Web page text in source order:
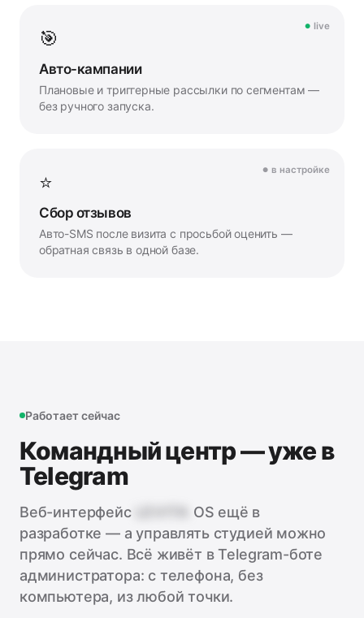
live
🎯
Авто-кампании
Плановые и триггерные рассылки по сегментам —
без ручного запуска.
в настройке
⭐
Сбор отзывов
Авто-SMS после визита с просьбой оценить —
обратная связь в одной базе.
Работает сейчас
Командный центр — уже в
Telegram
Веб-интерфейс
OS ещё в
разработке — а управлять студией можно
прямо сейчас. Всё живёт в Telegram-боте
администратора: с телефона, без
компьютера, из любой точки.